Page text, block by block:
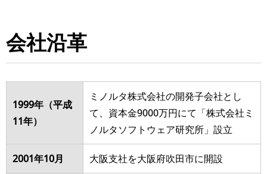
会社沿革
1999年（平成
11年）
ミノルタ株式会社の開発⼦会社とし
て、資本⾦9000万円にて「株式会社ミ
ノルタソフトウェア研究所」設⽴
2001年10⽉ ⼤阪⽀社を⼤阪府吹⽥市に開設